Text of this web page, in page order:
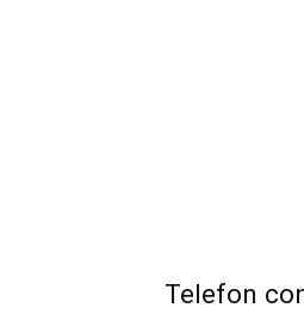
Telefon